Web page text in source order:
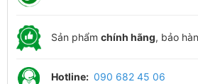
Sản phẩm chính hãng, bảo
Hotline: 090 682 45 06